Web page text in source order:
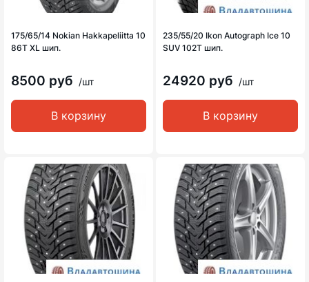
175/65/14 Nokian Hakkapeliitta 10
86T XL шип.
8500 руб /шт
В корзину
235/55/20 Ikon Autograph Ice 10
SUV 102T шип.
24920 руб /шт
В корзину